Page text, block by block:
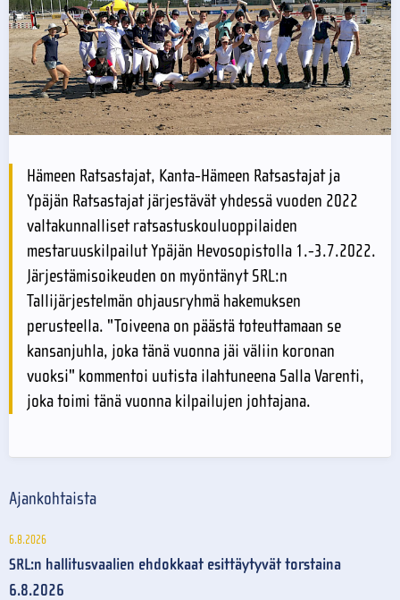
Hämeen Ratsastajat, Kanta-Hämeen Ratsastajat ja
Ypäjän Ratsastajat järjestävät yhdessä vuoden 2022
valtakunnalliset ratsastuskouluoppilaiden
mestaruuskilpailut Ypäjän Hevosopistolla 1.-3.7.2022.
Järjestämisoikeuden on myöntänyt SRL:n
Tallijärjestelmän ohjausryhmä hakemuksen
perusteella. "Toiveena on päästä toteuttamaan se
kansanjuhla, joka tänä vuonna jäi väliin koronan
vuoksi" kommentoi uutista ilahtuneena Salla Varenti,
joka toimi tänä vuonna kilpailujen johtajana.
Ajankohtaista
6.8.2026
SRL:n hallitusvaalien ehdokkaat esittäytyvät torstaina
6.8.2026